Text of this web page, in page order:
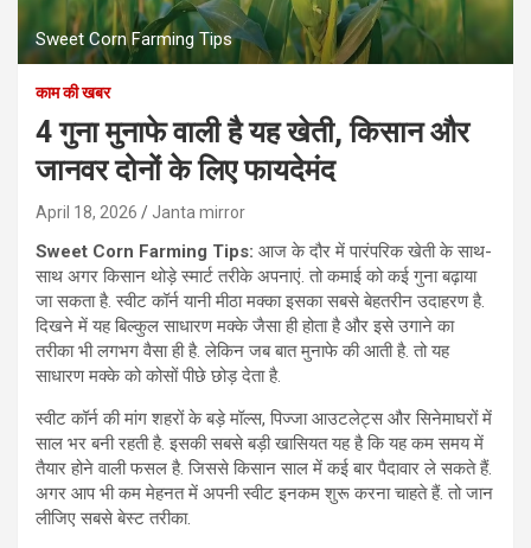
Sweet Corn Farming Tips
काम की खबर
4 गुना मुनाफे वाली है यह खेती, किसान और
जानवर दोनों के लिए फायदेमंद
April 18, 2026 Janta mirror
Sweet Corn Farming Tips: आज के दौर में पारंपरिक खेती के साथ-
साथ अगर किसान थोड़े स्मार्ट तरीके अपनाएं. तो कमाई को कई गुना बढ़ाया
जा सकता है. स्वीट कॉर्न यानी मीठा मक्का इसका सबसे बेहतरीन उदाहरण है.
दिखने में यह बिल्कुल साधारण मक्के जैसा ही होता है और इसे उगाने का
तरीका भी लगभग वैसा ही है. लेकिन जब बात मुनाफे की आती है. तो यह
साधारण मक्के को कोसों पीछे छोड़ देता है.
स्वीट कॉर्न की मांग शहरों के बड़े मॉल्स, पिज्जा आउटलेट्स और सिनेमाघरों में
साल भर बनी रहती है. इसकी सबसे बड़ी खासियत यह है कि यह कम समय में
तैयार होने वाली फसल है. जिससे किसान साल में कई बार पैदावार ले सकते हैं.
अगर आप भी कम मेहनत में अपनी स्वीट इनकम शुरू करना चाहते हैं. तो जान
लीजिए सबसे बेस्ट तरीका.